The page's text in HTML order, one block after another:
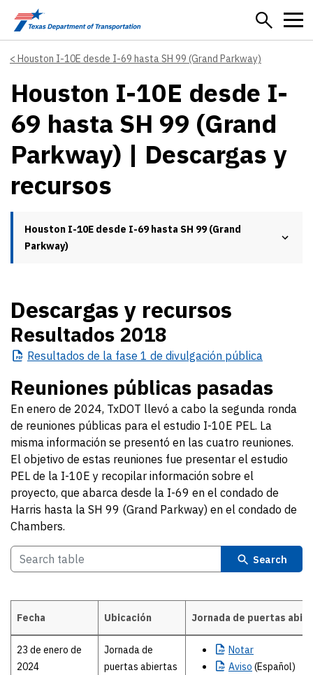
Skip to main content
Houston I-10E desde I-69 hasta SH 99 (Grand Parkway)
Houston I-10E desde I-
69 hasta SH 99 (Grand
Parkway) | Descargas y
recursos
Houston I-10E desde I-69 hasta SH 99 (Grand
Parkway)
Descargas y recursos
Resultados 2018
Resultados de la fase 1 de divulgación pública
Reuniones públicas pasadas
En enero de 2024, TxDOT llevó a cabo la segunda ronda
de reuniones públicas para el estudio I-10E PEL. La
misma información se presentó en las cuatro reuniones.
El objetivo de estas reuniones fue presentar el estudio
PEL de la I-10E y recopilar información sobre el
proyecto, que abarca desde la I-69 en el condado de
Harris hasta la SH 99 (Grand Parkway) en el condado de
Chambers.
Search
Details
Fecha Ubicación Jornada de puertas
23 de enero de
2024
Jornada de
puertas abiertas
Notar
Aviso (Español)